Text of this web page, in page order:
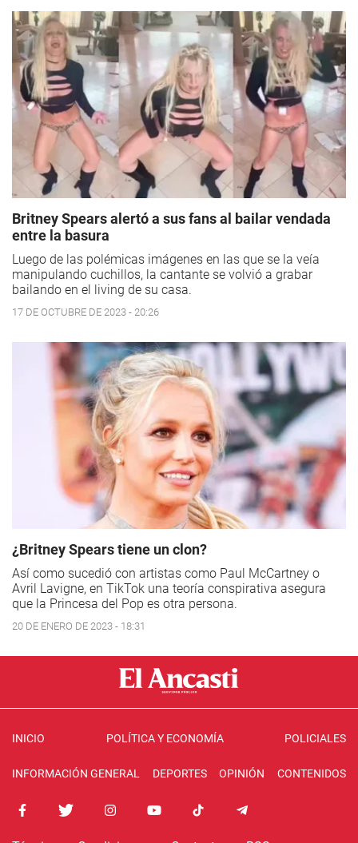
Britney Spears alertó a sus fans al bailar vendada
entre la basura
Luego de las polémicas imágenes en las que se la veía
manipulando cuchillos, la cantante se volvió a grabar
bailando en el living de su casa.
17 DE OCTUBRE DE 2023 - 20:26
¿Britney Spears tiene un clon?
Así como sucedió con artistas como Paul McCartney o
Avril Lavigne, en TikTok una teoría conspirativa asegura
que la Princesa del Pop es otra persona.
20 DE ENERO DE 2023 - 18:31
INICIO POLÍTICA Y ECONOMÍA POLICIALES
INFORMACIÓN GENERAL DEPORTES OPINIÓN CONTENIDOS